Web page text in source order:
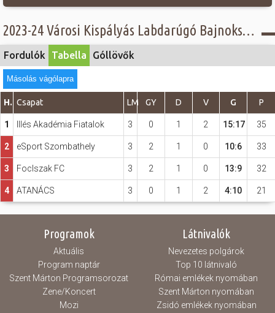
Sport
Szabadidő
Hasznos
2023-24 Városi Kispályás Labdarúgó Bajnokság, I. osztály rájátszás - Tabella - I. osztály Felsőház
Fordulók Tabella Góllövők
Másolás vágólapra
H. Csapat LM GY D V G P
1 Illés Akadémia Fiatalok 3 0 1 2 15:17 35
2 eSport Szombathely 3 2 1 0 10:6 33
3 FocIszak FC 3 2 1 0 13:9 32
4 ATANÁCS 3 0 1 2 4:10 21
Programok
Aktuális
Program naptár
Szent Márton Programsorozat
Zene/Koncert
Mozi
Látnivalók
Nevezetes polgárok
Top 10 látnivaló
Római emlékek nyomában
Szent Márton nyomában
Zsidó emlékek nyomában